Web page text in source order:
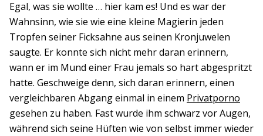
Egal, was sie wollte … hier kam es! Und es war der
Wahnsinn, wie sie wie eine kleine Magierin jeden
Tropfen seiner Ficksahne aus seinen Kronjuwelen
saugte. Er konnte sich nicht mehr daran erinnern,
wann er im Mund einer Frau jemals so hart abgespritzt
hatte. Geschweige denn, sich daran erinnern, einen
vergleichbaren Abgang einmal in einem Privatporno
gesehen zu haben. Fast wurde ihm schwarz vor Augen,
während sich seine Hüften wie von selbst immer wieder